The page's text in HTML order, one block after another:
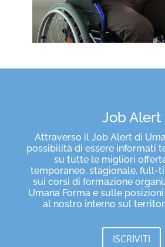
Job Alert
Attraverso il Job Alert di
possibilità di essere informati
su tutte le migliori
temporaneo, stagionale, full-
sui corsi di formazione
Umana Forma e sulle
al nostro interno sul
ISCRIVITI